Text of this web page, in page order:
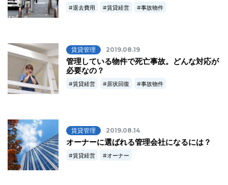
退去費用 賃貸経営 事故物件
賃貸管理 2019.08.19
管理している物件で死亡事故。どんな対応が
必要なの？
賃貸経営 原状回復 事故物件
賃貸管理 2019.08.14
オーナーに選ばれる管理会社になるには？
賃貸経営 オーナー